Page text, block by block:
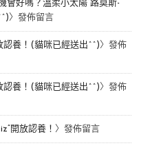
會好嗎？溫柔小太陽“路莫斯-
〉發佈留言
認養！(貓咪已經送出^^)〉發佈
認養！(貓咪已經送出^^)〉發佈
開放認養！ 〉發佈留言